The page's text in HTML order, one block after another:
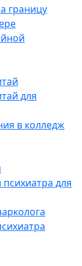
границу
для
в колледж
для